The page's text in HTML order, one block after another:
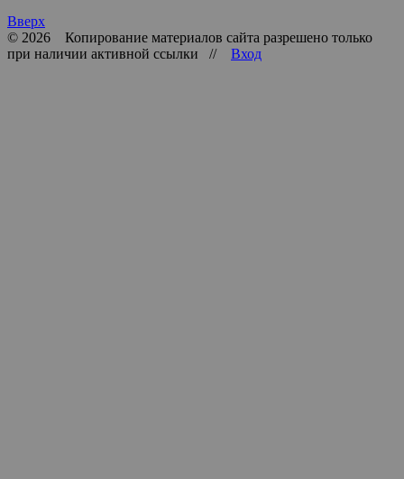
Вверх
© 2026 Копирование материалов сайта разрешено только
при наличии активной ссылки // Вход